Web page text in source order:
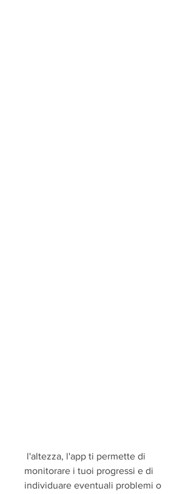
monitorare i tuoi progressi e di
individuare eventuali problemi o